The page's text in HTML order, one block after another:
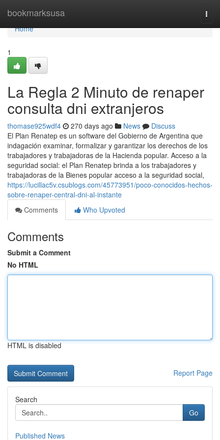
bookmarksusa
Home
Home
1
La Regla 2 Minuto de renaper
consulta dni extranjeros
thomase925wdf4 270 days ago News
Discuss
El Plan Renatep es un software del Gobierno de Argentina que
indagación examinar, formalizar y garantizar los derechos de los
trabajadores y trabajadoras de la Hacienda popular. Acceso a la
seguridad social: el Plan Renatep brinda a los trabajadores y
trabajadoras de la Bienes popular acceso a la seguridad social,
https://lucillac5v.csublogs.com/45773951/poco-conocidos-hechos-
sobre-renaper-central-dni-al-instante
Comments
Who Upvoted
Comments
Submit a Comment
No HTML
HTML is disabled
Report Page
Search
Go
Published News